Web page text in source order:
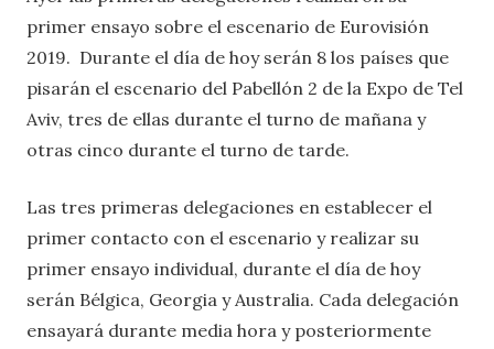
primer ensayo sobre el escenario de Eurovisión
2019. Durante el día de hoy serán 8 los países que
pisarán el escenario del Pabellón 2 de la Expo de Tel
Aviv, tres de ellas durante el turno de mañana y
otras cinco durante el turno de tarde.
Las tres primeras delegaciones en establecer el
primer contacto con el escenario y realizar su
primer ensayo individual, durante el día de hoy
serán Bélgica, Georgia y Australia. Cada delegación
ensayará durante media hora y posteriormente